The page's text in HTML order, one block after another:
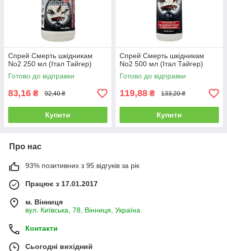
Спрей Смерть шкідникам
No2 250 мл (Італ Тайгер)
Готово до відправки
83,16 ₴ 92,40 ₴
Купити
Спрей Смерть шкідникам
No2 500 мл (Італ Тайгер)
Готово до відправки
119,88 ₴ 133,20 ₴
Купити
Про нас
93% позитивних з 95 відгуків за рік
Працює з 17.01.2017
м. Вінниця
вул. Київська, 78, Вінниця, Україна
Контакти
Сьогодні вихідний